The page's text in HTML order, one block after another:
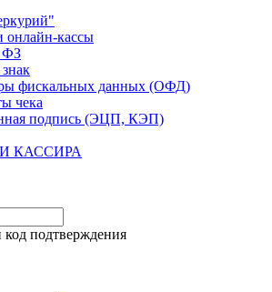
кассы
ФЗ
фискальных данных (ОФД)
чека
подпись (ЭЦП, КЭП)
КАССИРА
код подтверждения